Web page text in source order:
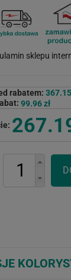
rabatem: 367.15
99.96 zł